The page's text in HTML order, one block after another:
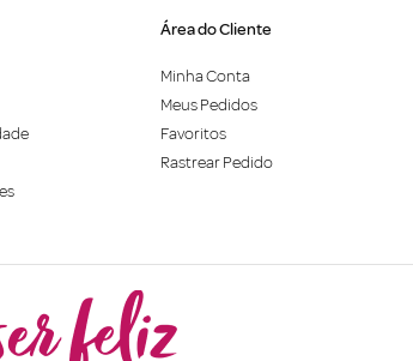
Área do Cliente
Minha Conta
Meus Pedidos
Favoritos
Rastrear Pedido